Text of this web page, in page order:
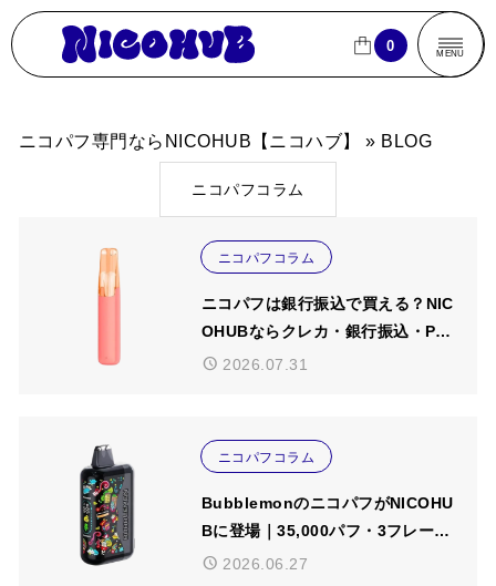
MENU
ニコパフ専門ならNICOHUB【ニコハブ】
0
CLOSE
0
商品一覧
売れ筋ランキング
ブランドから探す
フレーバーから探す
パフ数から探す
特集
CLOSE
ニコパフ専門ならNICOHUB【ニコハブ】 » BLOG
ニコパフコラム
ニコパフコラム
ニコパフは銀行振込で買える？NIC
OHUBならクレカ・銀行振込・Pay
Payに対応【2026年版】
2026.07.31
ニコパフコラム
BubblemonのニコパフがNICOHU
Bに登場｜35,000パフ・3フレーバ
ー切替・ミックスモードを紹介【20
2026.06.27